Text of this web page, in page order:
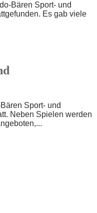
Bären Sport- und
Es gab viele
Sport- und
Neben Spielen werden